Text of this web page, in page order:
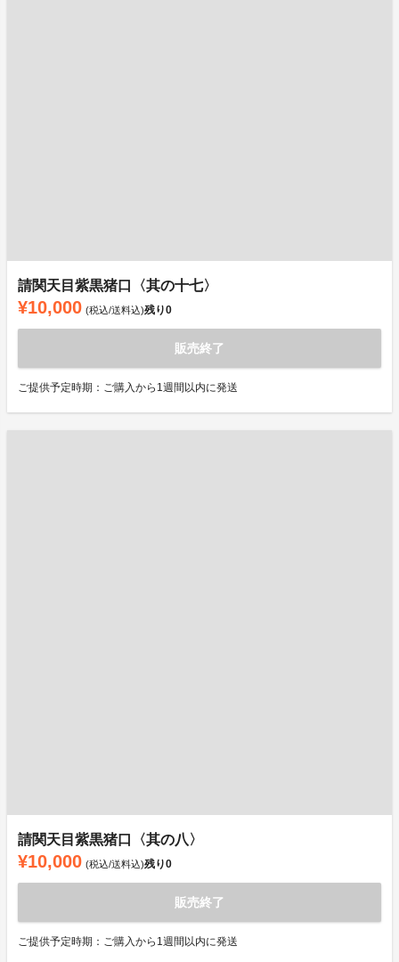
請関天目紫黒猪口〈其の十七〉
¥10,000 (税込/送料込)残り0
販売終了
ご提供予定時期：ご購入から1週間以内に発送
請関天目紫黒猪口〈其の八〉
¥10,000 (税込/送料込)残り0
販売終了
ご提供予定時期：ご購入から1週間以内に発送